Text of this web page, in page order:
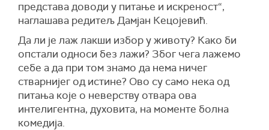
представа доводи у питање и искреност“,
наглашава редитељ Дамјан Кецојевић.
Да ли је лаж лакши избор у животу? Како би
опстали односи без лажи? Због чега лажемо
себе а да при том знамо да нема ничег
стварнијег од истине? Ово су само нека од
питања које о неверству отвара ова
интелигентна, духовита, на моменте болна
комедија.